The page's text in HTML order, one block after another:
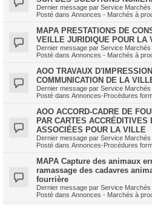
Dernier message par Service Marchés
Posté dans Annonces - Marchés à
MAPA PRESTATIONS DE
VEILLE JURIDIQUE POUR
Dernier message par Service Marchés
Posté dans Annonces - Marchés à
AOO TRAVAUX
COMMUNICATION DE LA
Dernier message par Service Marchés
Posté dans Annonces-Procédures
AOO ACCORD-CADRE DE
PAR CARTES ACCRÉDITIVES
ASSOCIÉES POUR LA VILLE
Dernier message par Service Marchés
Posté dans Annonces-Procédures
MAPA Capture des animaux
ramassage des cadavres
fourrière
Dernier message par Service Marchés
Posté dans Annonces - Marchés à